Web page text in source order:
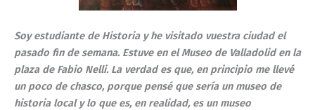
Soy estudiante de Historia y he visitado vuestra ciudad el
pasado fin de semana. Estuve en el Museo de Valladolid en la
plaza de Fabio Nelli. La verdad es que, en principio me llevé
un poco de chasco, porque pensé que sería un museo de
historia local y lo que es, en realidad, es un museo